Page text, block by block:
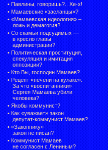
• Павлины, говоришь?.. Хе-х!
• Мамаевские «засланцы»?
• «Мамаевская идеология» –
ложь и демагогия?
• Со скамьи подсудимых —
в кресло главы
администрации?
• Политическая проституция,
спекуляция и имитация
оппозиции?
• Кто Вы, господин Мамаев?
• Рецепт «печени на кулаке».
За что «воспитанники»
Сергея Мамаева убили
человека?
• Якобы коммунист?
• Как «уважает» закон
депутат-коммунист Мамаев?
• «Законнику»
закон не писан?
• Коммунист Мамаев
не согласен с Лениным?